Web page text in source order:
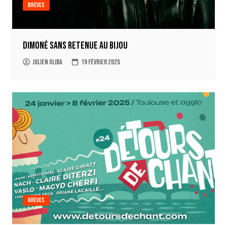
Brèves
Dimoné sans retenue au Bijou
Julien Oliba 19 février 2025
Brèves